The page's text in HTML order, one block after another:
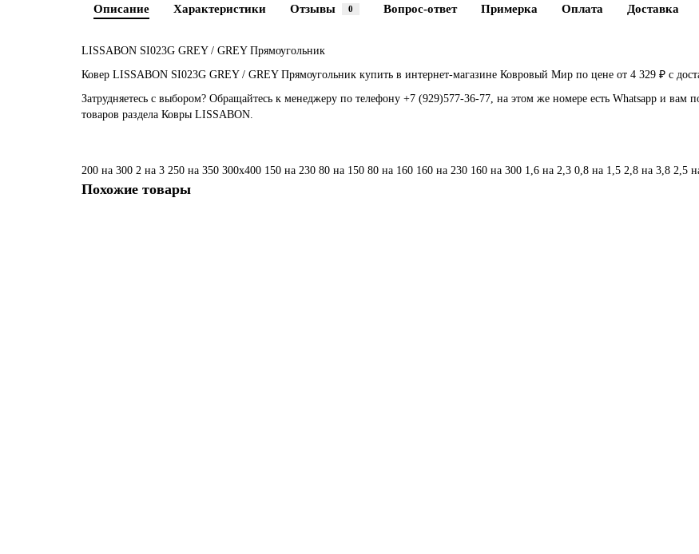
Описание Характеристики Отзывы 0 Вопрос-ответ Примерка Оплата Доставка
LISSABON SI023G GREY / GREY Прямоугольник
Ковер LISSABON SI023G GREY / GREY Прямоугольник купить в интернет-магазине Ковровый Мир по цене от 4 329 ₽ с
Затрудняетесь с выбором? Обращайтесь к менеджеру по телефону +7 (929)577-36-77, на этом же номере есть Whatsapp и вам
товаров раздела Ковры LISSABON.
200 на 300 2 на 3 250 на 350 300х400 150 на 230 80 на 150 80 на 160 160 на 230 160 на 300 1,6 на 2,3 0,8 на 1,5 2,8 на 3,8 2,5
Похожие товары